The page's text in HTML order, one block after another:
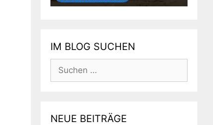
IM BLOG SUCHEN
Suchen
nach:
NEUE BEITRÄGE